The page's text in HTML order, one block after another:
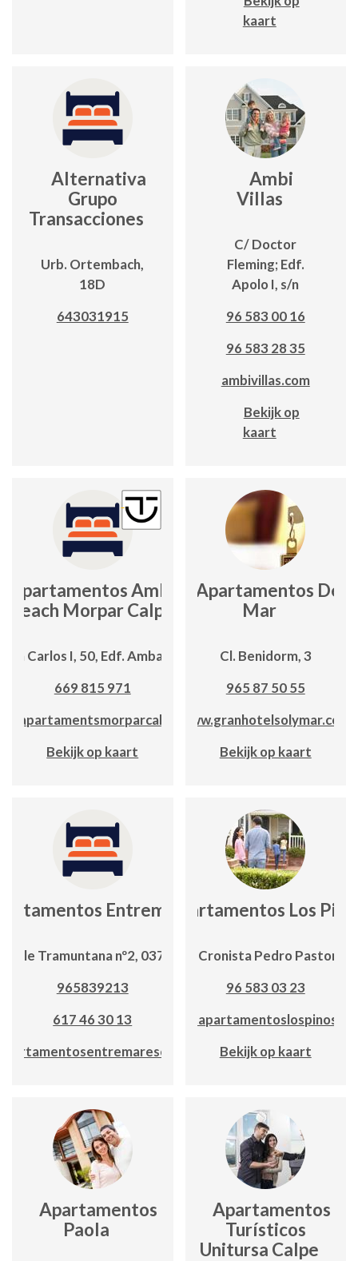
kaart
Alternativa
Grupo
Transacciones
Urb. Ortembach,
18D
643031915
Ambi
Villas
C/ Doctor
Fleming; Edf.
Apolo I, s/n
96 583 00 16
96 583 28 35
ambivillas.com
Bekijk op
kaart
Apartamentos Ambar
Beach Morpar Calp
Carlos I, 50, Edf. Ambar Beach
669 815 971
Bekijk op kaart
Apartamentos Del
Mar
Cl. Benidorm, 3
965 87 50 55
www.granhotelsolymar.com
Bekijk op kaart
Entremares
Calle Tramuntana nº2, 03710
965839213
617 46 30 13
Apartamentos Los
C/ Cronista Pedro Pastor, 5
96 583 03 23
Bekijk op kaart
Apartamentos
Paola
Apartamentos
Turísticos
Unitursa Calpe